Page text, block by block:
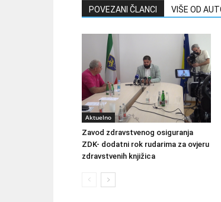
POVEZANI ČLANCI VIŠE OD
Aktuelno
Zavod zdravstvenog osiguranja
ZDK- dodatni rok rudarima za ovjeru
zdravstvenih knjižica